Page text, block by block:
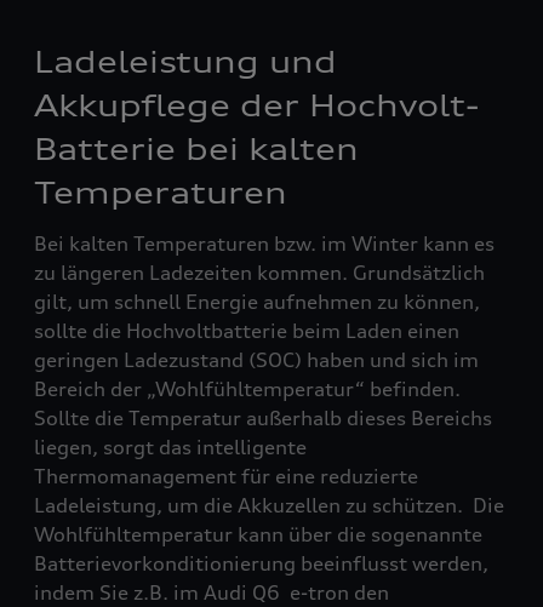
Ladeleistung und
Akkupflege der Hochvolt-
Batterie bei kalten
Temperaturen
Bei kalten Temperaturen bzw. im Winter kann es
zu längeren Ladezeiten kommen. Grundsätzlich
gilt, um schnell Energie aufnehmen zu können,
sollte die Hochvoltbatterie beim Laden einen
geringen Ladezustand (SOC) haben und sich im
Bereich der „Wohlfühltemperatur“ befinden.
Sollte die Temperatur außerhalb dieses Bereichs
liegen, sorgt das intelligente
Thermomanagement für eine reduzierte
Ladeleistung, um die Akkuzellen zu schützen. Die
Wohlfühltemperatur kann über die sogenannte
Batterievorkonditionierung beeinflusst werden,
indem Sie z.B. im Audi Q6 e-tron den